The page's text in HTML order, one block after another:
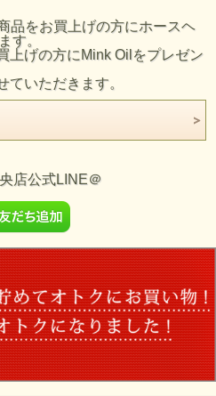
品をお買上げの方にホースヘ
す。
上げの方にMink Oilをプレゼン
いただきます。
店公式LINE＠